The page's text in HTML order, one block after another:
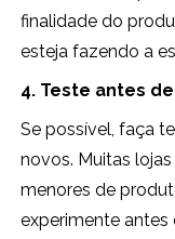
finalidade do
esteja fazendo a
4. Teste antes
Se possível, faça
novos. Muitas
menores de
experimente